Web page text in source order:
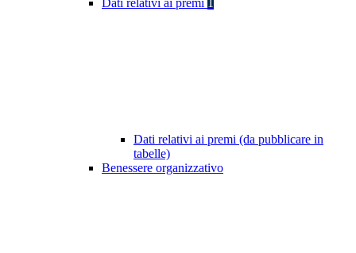
Dati relativi ai premi 1
Dati relativi ai premi (da pubblicare in
tabelle)
Benessere organizzativo